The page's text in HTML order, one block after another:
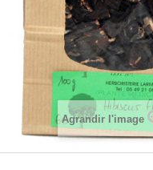
Agrandir l'image